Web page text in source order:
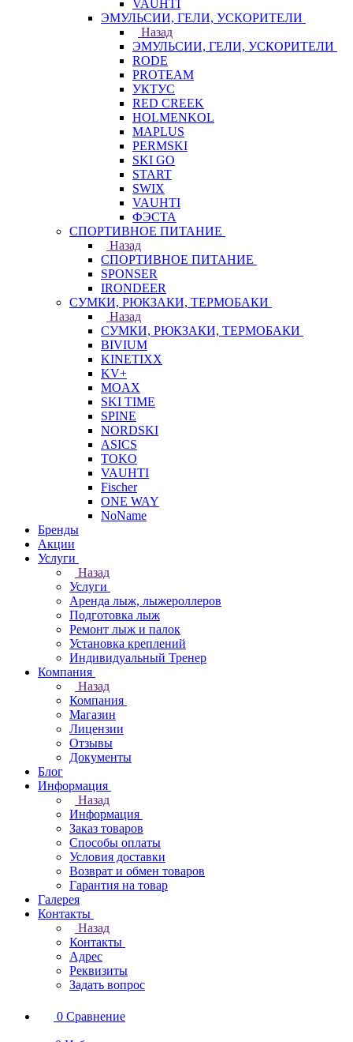
VAUHTI
ЭМУЛЬСИИ, ГЕЛИ, УСКОРИТЕЛИ
Назад
ЭМУЛЬСИИ, ГЕЛИ, УСКОРИТЕЛИ
RODE
PROTEAM
УКТУС
RED CREEK
HOLMENKOL
MAPLUS
PERMSKI
SKI GO
START
SWIX
VAUHTI
ФЭСТА
СПОРТИВНОЕ ПИТАНИЕ
Назад
СПОРТИВНОЕ ПИТАНИЕ
SPONSER
IRONDEER
СУМКИ, РЮКЗАКИ, ТЕРМОБАКИ
Назад
СУМКИ, РЮКЗАКИ, ТЕРМОБАКИ
BIVIUM
KINETIXX
KV+
MOAX
SKI TIME
SPINE
NORDSKI
ASICS
TOKO
VAUHTI
Fischer
ONE WAY
NoName
Бренды
Акции
Услуги
Назад
Услуги
Аренда лыж, лыжероллеров
Подготовка лыж
Ремонт лыж и палок
Установка креплений
Индивидуальный Тренер
Компания
Назад
Компания
Магазин
Лицензии
Отзывы
Документы
Блог
Информация
Назад
Информация
Заказ товаров
Способы оплаты
Условия доставки
Возврат и обмен товаров
Гарантия на товар
Галерея
Контакты
Назад
Контакты
Адрес
Реквизиты
Задать вопрос
0 Сравнение